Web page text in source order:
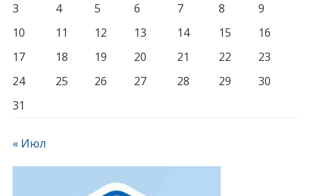
3
4 5 6 7 8
9
10
11 12 13 14 15
16
17
18 19 20 21 22
23
24
25 26 27 28 29
30
31
« Июл